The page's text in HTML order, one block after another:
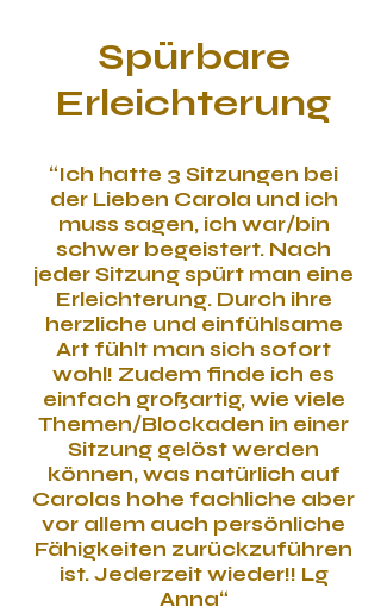
Spürbare
Erleichterung
“Ich hatte 3 Sitzungen bei
der Lieben Carola und ich
muss sagen, ich war/bin
schwer begeistert. Nach
jeder Sitzung spürt man eine
Erleichterung. Durch ihre
herzliche und einfühlsame
Art fühlt man sich sofort
wohl! Zudem finde ich es
einfach großartig, wie viele
Themen/Blockaden in einer
Sitzung gelöst werden
können, was natürlich auf
Carolas hohe fachliche aber
vor allem auch persönliche
Fähigkeiten zurückzuführen
ist. Jederzeit wieder!! Lg
Anna“